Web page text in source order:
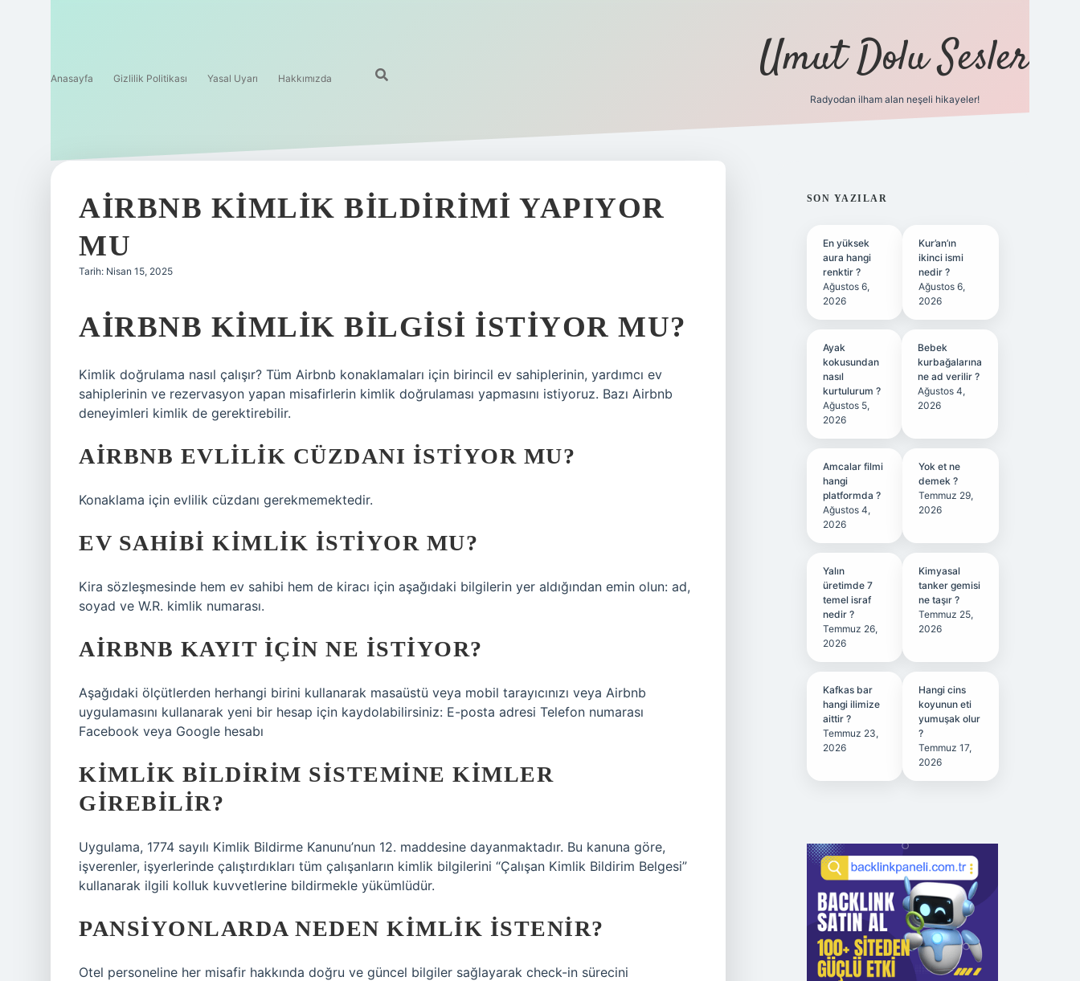
Anasayfa Gizlilik Politikası Yasal Uyarı Hakkımızda Umut Dolu Sesler
Radyodan ilham alan neşeli hikayeler!
AIRBNB KIMLIK BILDIRIMI YAPIYOR
MU
Tarih: Nisan 15, 2025
AIRBNB KIMLIK BILGISI ISTIYOR MU?
Kimlik doğrulama nasıl çalışır? Tüm Airbnb konaklamaları için birincil ev sahiplerinin, yardımcı ev
sahiplerinin ve rezervasyon yapan misafirlerin kimlik doğrulaması yapmasını istiyoruz. Bazı Airbnb
deneyimleri kimlik de gerektirebilir.
AIRBNB EVLILIK CÜZDANI ISTIYOR MU?
Konaklama için evlilik cüzdanı gerekmemektedir.
EV SAHIBI KIMLIK ISTIYOR MU?
Kira sözleşmesinde hem ev sahibi hem de kiracı için aşağıdaki bilgilerin yer aldığından emin olun: ad,
soyad ve W.R. kimlik numarası.
AIRBNB KAYIT IÇIN NE ISTIYOR?
Aşağıdaki ölçütlerden herhangi birini kullanarak masaüstü veya mobil tarayıcınızı veya Airbnb
uygulamasını kullanarak yeni bir hesap için kaydolabilirsiniz: E-posta adresi Telefon numarası
Facebook veya Google hesabı
KIMLIK BILDIRIM SISTEMINE KIMLER
GIREBILIR?
Uygulama, 1774 sayılı Kimlik Bildirme Kanunu’nun 12. maddesine dayanmaktadır. Bu kanuna göre,
işverenler, işyerlerinde çalıştırdıkları tüm çalışanların kimlik bilgilerini “Çalışan Kimlik Bildirim Belgesi”
kullanarak ilgili kolluk kuvvetlerine bildirmekle yükümlüdür.
PANSIYONLARDA NEDEN KIMLIK ISTENIR?
Otel personeline her misafir hakkında doğru ve güncel bilgiler sağlayarak check-in sürecini
SIDEBAR
SON YAZILAR
En yüksek
aura hangi
renktir ?
Ağustos 6,
2026
Kur’an’ın
ikinci ismi
nedir ?
Ağustos 6,
2026
Ayak
kokusundan
nasıl
kurtulurum ?
Ağustos 5,
2026
Bebek
kurbağalarına
ne ad verilir ?
Ağustos 4,
2026
Amcalar filmi
hangi
platformda ?
Ağustos 4,
2026
Yok et ne
demek ?
Temmuz 29,
2026
Yalın
üretimde 7
temel israf
nedir ?
Temmuz 26,
2026
Kimyasal
tanker gemisi
ne taşır ?
Temmuz 25,
2026
Kafkas bar
hangi ilimize
aittir ?
Temmuz 23,
2026
Hangi cins
koyunun eti
yumuşak olur
?
Temmuz 17,
2026